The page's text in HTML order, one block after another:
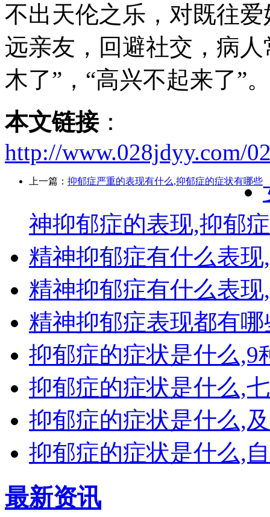
不出天伦之乐，对既往
远亲友，回避社交，病
木了”，“高兴不起来了”。
本文链接：
http://www.028jdyy.com/
上一篇： 抑郁症严重的表现有什么,抑郁症的症状有哪些
神抑郁症的表现,抑郁
精神抑郁症有什么表
精神抑郁症有什么表
精神抑郁症表现都有
抑郁症的症状是什么,9
抑郁症的症状是什么,
抑郁症的症状是什么,
抑郁症的症状是什么,
最新资讯